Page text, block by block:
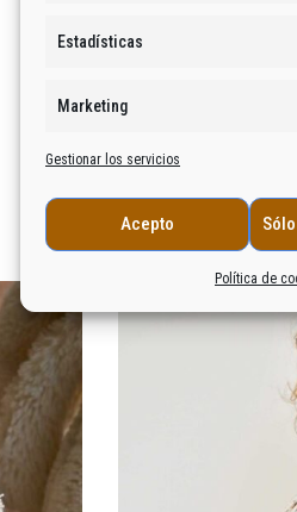
Estadísticas
Marketing
Gestionar los servicios
Acepto
Política de